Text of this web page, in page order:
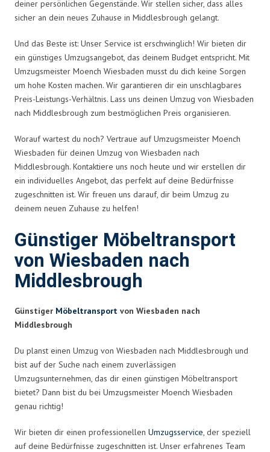
deiner persönlichen Gegenstände. Wir stellen sicher, dass alles
sicher an dein neues Zuhause in Middlesbrough gelangt.
Und das Beste ist: Unser Service ist erschwinglich! Wir bieten dir
ein günstiges Umzugsangebot, das deinem Budget entspricht. Mit
Umzugsmeister Moench Wiesbaden musst du dich keine Sorgen
um hohe Kosten machen. Wir garantieren dir ein unschlagbares
Preis-Leistungs-Verhältnis. Lass uns deinen Umzug von Wiesbaden
nach Middlesbrough zum bestmöglichen Preis organisieren.
Worauf wartest du noch? Vertraue auf Umzugsmeister Moench
Wiesbaden für deinen Umzug von Wiesbaden nach
Middlesbrough. Kontaktiere uns noch heute und wir erstellen dir
ein individuelles Angebot, das perfekt auf deine Bedürfnisse
zugeschnitten ist. Wir freuen uns darauf, dir beim Umzug zu
deinem neuen Zuhause zu helfen!
Günstiger Möbeltransport
von Wiesbaden nach
Middlesbrough
Günstiger Möbeltransport von Wiesbaden nach
Middlesbrough
Du planst einen Umzug von Wiesbaden nach Middlesbrough und
bist auf der Suche nach einem zuverlässigen
Umzugsunternehmen, das dir einen günstigen Möbeltransport
bietet? Dann bist du bei Umzugsmeister Moench Wiesbaden
genau richtig!
Wir bieten dir einen professionellen Umzugsservice, der speziell
auf deine Bedürfnisse zugeschnitten ist. Unser erfahrenes Team